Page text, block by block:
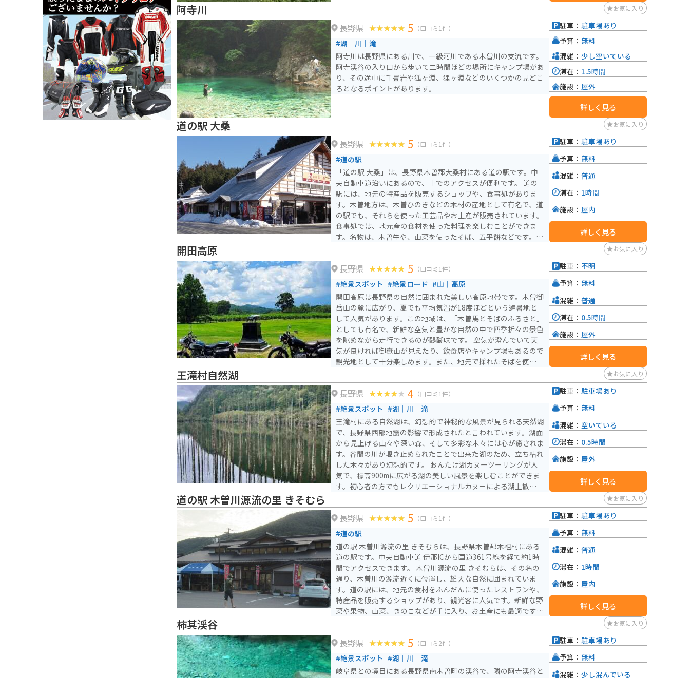
阿寺川 お気に入り
長野県 5 （口コミ1件）
#湖｜川｜滝
阿寺川は長野県にある川で、一級河川である木曽川の支流です。
阿寺渓谷の入り口から歩いて二時間ほどの場所にキャンプ場があ
り、その途中に千畳岩や狐ヶ淵、狸ヶ淵などのいくつかの見どこ
ろとなるポイントがあります。
駐車： 駐車場あり
予算： 無料
混雑： 少し空いている
滞在： 1.5時間
施設： 屋外
詳しく見る
道の駅 大桑 お気に入り
長野県 5 （口コミ1件）
#道の駅
「道の駅 大桑」は、長野県木曽郡大桑村にある道の駅です。中
央自動車道沿いにあるので、車でのアクセスが便利です。 道の
駅には、地元の特産品を販売するショップや、食事処がありま
す。木曽地方は、木曽ひのきなどの木材の産地として有名で、道
の駅でも、それらを使った工芸品やお土産が販売されています。
食事処では、地元産の食材を使った料理を楽しむことができま
す。名物は、木曽牛や、山菜を使ったそば、五平餅などです。
で安心です。中央自動車道沿いの道の駅なので、ツーリングの休
憩場所としても最適です。 周辺には、木曽五木で有名な森林鉄
道「赤沢自然休養林」や、温泉施設「阿寺渓谷温泉」など、観光
スポットも充実しているので、ぜひ立ち寄ってみてください。
駐車： 駐車場あり
予算： 無料
混雑： 普通
滞在： 1時間
施設： 屋内
詳しく見る
開田高原 お気に入り
長野県 5 （口コミ1件）
#絶景スポット #絶景ロード #山｜高原
開田高原は長野県の自然に囲まれた美しい高原地帯です。木曽御
岳山の麓に広がり、夏でも平均気温が18度ほどという避暑地と
して人気があります。この地域は、「木曽馬とそばのふるさと」
としても有名で、新鮮な空気と豊かな自然の中で四季折々の景色
を眺めながら走行できるのが醍醐味です。 空気が澄んでいて天
気が良ければ御嶽山が見えたり、飲食店やキャンプ場もあるので
観光地として十分楽しめます。また、地元で採れたそばを使用し
蕎麦の花が一面に咲くのでそれを見にいくのもオススメです。
駐車： 不明
予算： 無料
混雑： 普通
滞在： 0.5時間
施設： 屋外
詳しく見る
王滝村自然湖 お気に入り
長野県 4 （口コミ1件）
#絶景スポット #湖｜川｜滝
王滝村にある自然湖は、幻想的で神秘的な風景が見られる天然湖
で、長野県西部地震の影響で形成されたと言われています。湖面
から見上げる山々や深い森、そして多彩な木々には心が癒されま
す。谷間の川が堰き止められたことで出来た湖のため、立ち枯れ
した木々があり幻想的です。 おんたけ湖カヌーツーリングが人
気で、標高900mに広がる湖の美しい風景を楽しむことができま
す。初心者の方でもレクリエーショナルカヌーによる湖上散策を
ある少しのスペースでトイレはありません。
駐車： 駐車場あり
予算： 無料
混雑： 空いている
滞在： 0.5時間
施設： 屋外
詳しく見る
道の駅 木曽川源流の里 きそむら お気に入り
長野県 5 （口コミ1件）
#道の駅
道の駅 木曽川源流の里 きそむらは、長野県木曽郡木祖村にある
道の駅です。中央自動車道 伊那ICから国道361号線を経て約1時
間でアクセスできます。 木曽川源流の里 きそむらは、その名の
通り、木曽川の源流近くに位置し、雄大な自然に囲まれていま
す。道の駅には、地元の食材をふんだんに使ったレストランや、
特産品を販売するショップがあり、観光客に人気です。新鮮な野
菜や果物、山菜、きのこなどが手に入り、お土産にも最適です。
す。 バイクで訪れる場合、道の駅から乗鞍スカイラインや御嶽
スカイラインへのアクセスが良く、ツーリングの拠点としてもお
すすめです。周辺には、キャンプ場や温泉などもあり、自然を満
喫することができます。 木曽の名産品である「朴葉味噌」や
「五平餅」も、ぜひ道の駅で味わってみてください。朴葉味噌
駐車： 駐車場あり
予算： 無料
混雑： 普通
滞在： 1時間
施設： 屋内
詳しく見る
柿其渓谷 お気に入り
長野県 5 （口コミ2件）
#絶景スポット #湖｜川｜滝
岐阜県との境目にある長野県南木曽町の渓谷で、隣の阿寺渓谷と
駐車： 駐車場あり
予算： 無料
混雑： 少し混んでいる